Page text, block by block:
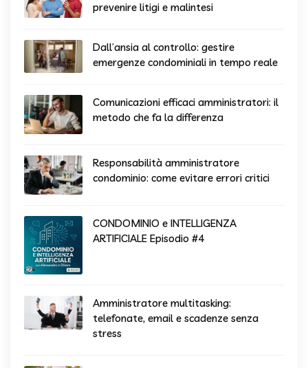
prevenire litigi e malintesi
Dall’ansia al controllo: gestire
emergenze condominiali in tempo reale
Comunicazioni efficaci amministratori: il
metodo che fa la differenza
Responsabilità amministratore
condominio: come evitare errori critici
CONDOMINIO e INTELLIGENZA
ARTIFICIALE Episodio #4
Amministratore multitasking:
telefonate, email e scadenze senza
stress